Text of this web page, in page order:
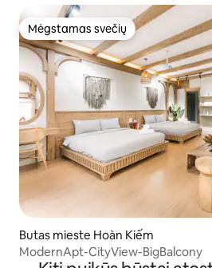
Mėgstamas svečių
Mėgstamas svečių
Butas mieste Hoàn Kiếm
ModernApt-CityView-BigBalcony